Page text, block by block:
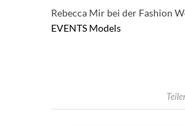
Rebecca Mir bei der Fashion
EVENTS Models